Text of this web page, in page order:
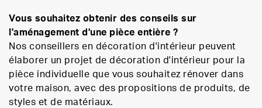
Vous souhaitez obtenir des conseils sur
l'aménagement d'une pièce entière ?
Nos conseillers en décoration d'intérieur peuvent
élaborer un projet de décoration d'intérieur pour la
pièce individuelle que vous souhaitez rénover dans
votre maison, avec des propositions de produits, de
styles et de matériaux.